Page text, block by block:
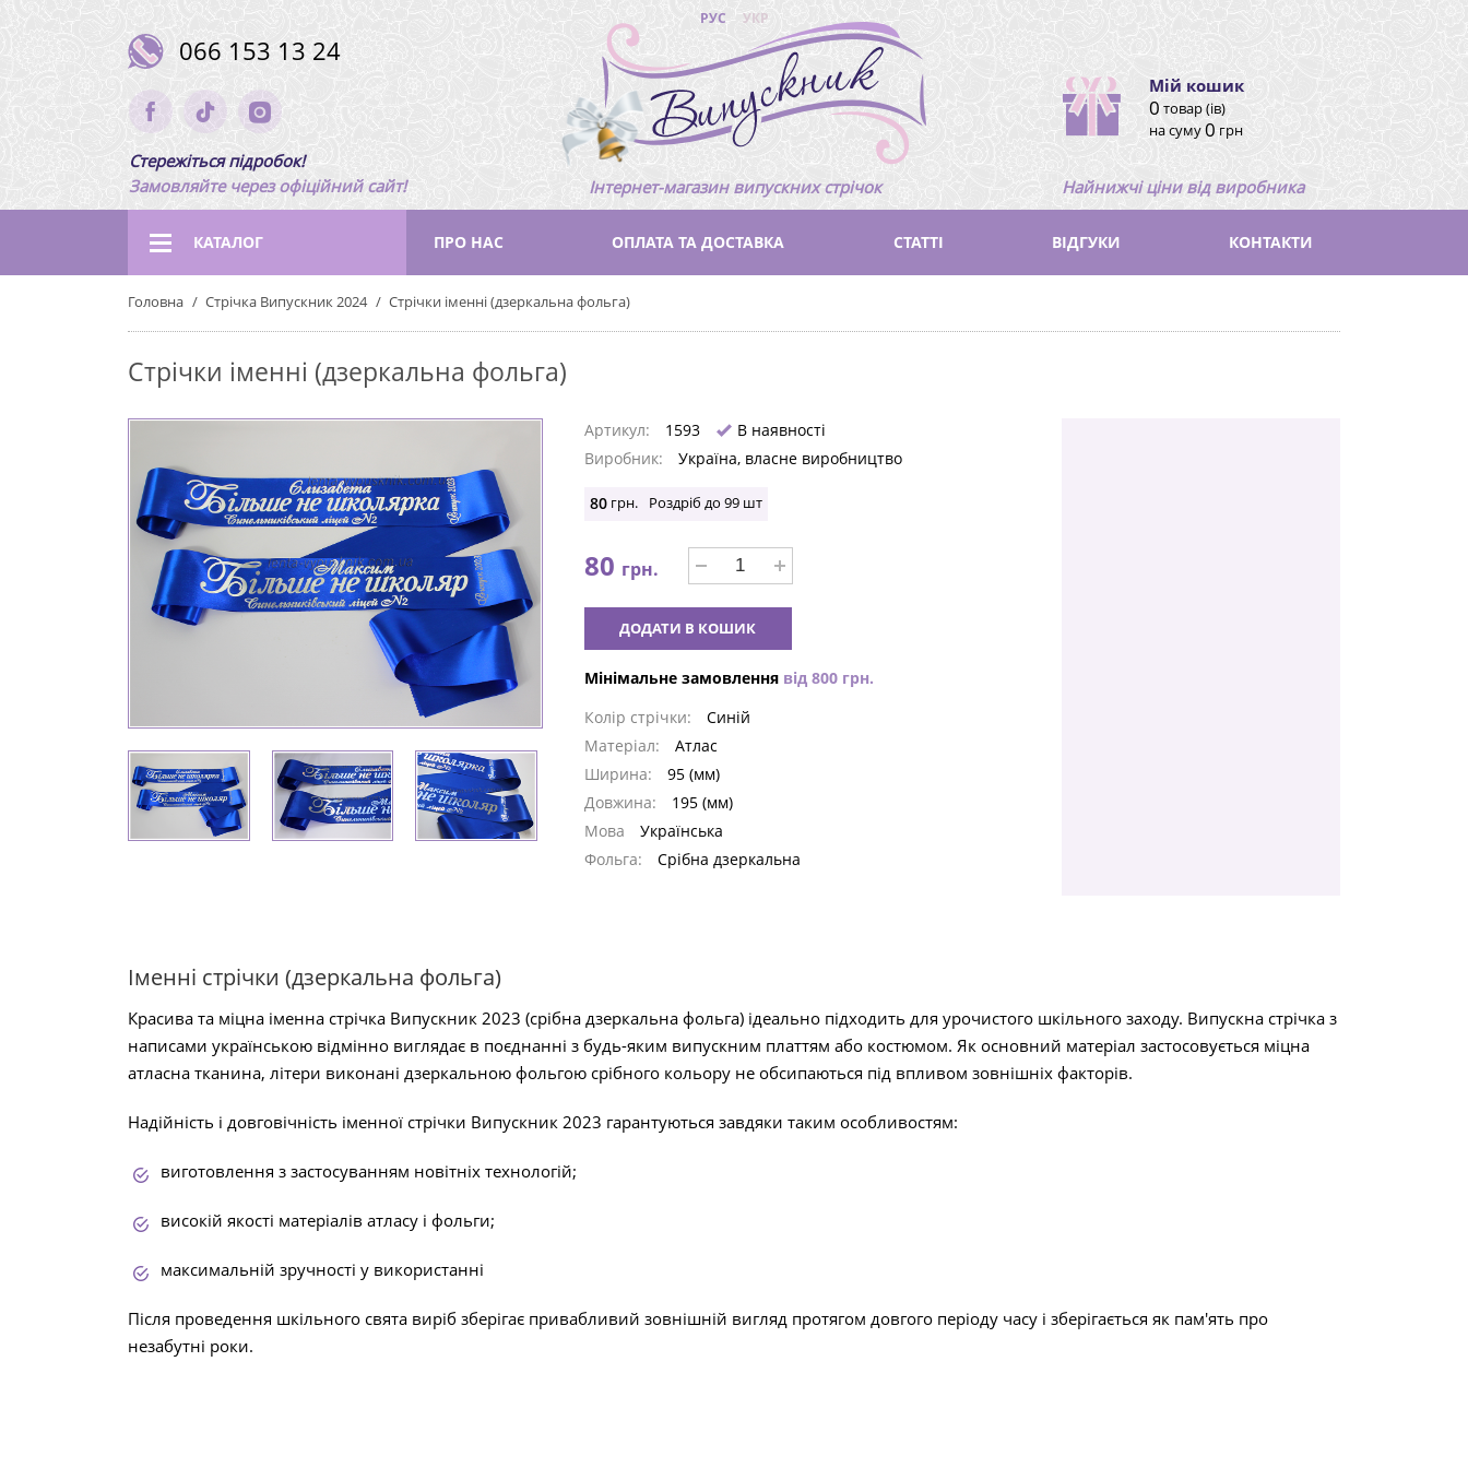
РУС УКР
066 153 13 24
Стережіться підробок!
Замовляйте через офіційний сайт!
Інтернет-магазин випускних стрічок
Мій кошик
0 товар (ів)
на суму0 грн
Найнижчі ціни від виробника
КАТАЛОГ ПРО НАС ОПЛАТА ТА ДОСТАВКА СТАТТІ ВІДГУКИ КОНТАКТИ
Головна Стрічка Випускник 2024 Стрічки іменні (дзеркальна фольга)
Стрічки іменні (дзеркальна фольга)
Артикул: 1593
В наявності
Виробник:
Україна, власне виробництво
80 грн. Роздріб до 99шт
80 грн.
ДОДАТИ В КОШИК
Мінімальне замовлення від 800 грн.
Колір стрічки:
Синій
Матеріал:
Атлас
Ширина:
95 (мм)
Довжина:
195 (мм)
Мова
Українська
Фольга:
Срібна дзеркальна
Іменні стрічки (дзеркальна фольга)
Красива та міцна іменна стрічка Випускник 2023 (срібна дзеркальна фольга) ідеально підходить для урочистого шкільного заходу. Випускна стрічка з
написами українською відмінно виглядає в поєднанні з будь-яким випускним платтям або костюмом. Як основний матеріал застосовується міцна
атласна тканина, літери виконані дзеркальною фольгою срібного кольору не обсипаються під впливом зовнішніх факторів.
Надійність і довговічність іменної стрічки Випускник 2023 гарантуються завдяки таким особливостям:
виготовлення з застосуванням новітніх технологій;
високій якості матеріалів атласу і фольги;
максимальній зручності у використанні
Після проведення шкільного свята виріб зберігає привабливий зовнішній вигляд протягом довгого періоду часу і зберігається як пам'ять про
незабутні роки.